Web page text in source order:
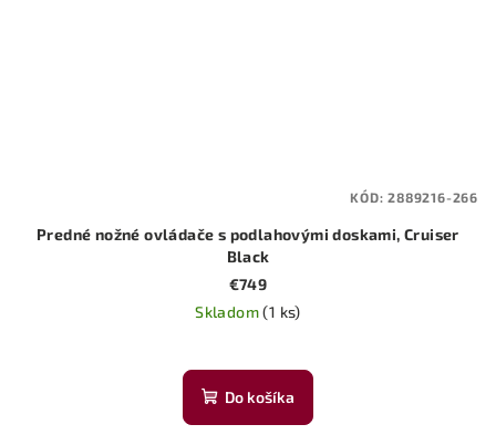
Predné nožné ovládače s podlahovými doskami, Cruiser
Black
€749
Skladom(1 ks)
Do košíka
KÓD:2889216-266